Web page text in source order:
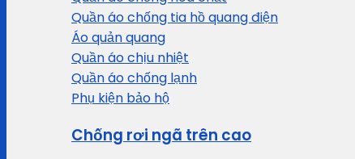
Quần áo chống tia hồ quang điện
Áo quản quang
Quần áo chịu nhiệt
Quần áo chống lạnh
Phụ kiện bảo hộ
Chống rơi ngã trên cao